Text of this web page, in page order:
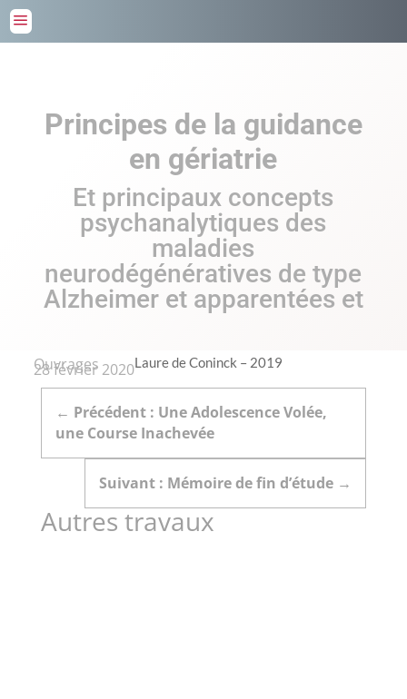
a
Principes de la guidance
en gériatrie
Et principaux concepts
psychanalytiques des
maladies
neurodégénératives de type
Alzheimer et apparentées et
Ouvrages
28 février 2020Laure de Coninck – 2019
← Précédent : Une Adolescence Volée,
une Course Inachevée
Suivant : Mémoire de fin d’étude →
Autres travaux